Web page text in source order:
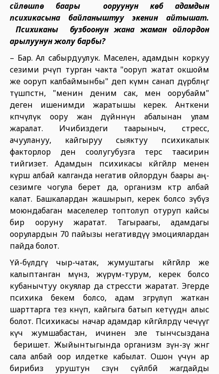
сүйлөшпө баары ооруунун көбү адамдын
психикасына байланыштуу экенин айтышат.
Психиканы бузбоонун жана жаман ойлордон
арылуунун жолу барбы?
– Бар. Ал сабырдуулук. Маселен, адамдын коркуу
сезими өөрчүп турган чакта "ооруп жатат окшойм
же ооруп калбаймынбы" деп күмөн санап дүрбөлөңгө
түшпөстөн, "менин деним сак, мен оорубайм"
деген ишенимди жаратышы керек. Анткени
көпчүлүк оору жан дүйнөнүн абалынан улам
жаралат. Ичибиздеги таарыныч, стресс,
ачуулануу, кайгыруу сыяктуу психикалык
факторлор ден соолугубузга терс таасирин
тийгизет. Адамдын психикасы көйгөйлөр менен
күрөшө албай калганда негатив ойлордун баары аң-
сезимге чогула берет да, организм көтөрө албай
калат. Башкалардан жашырып, керек болсо өзүбүз
моюндабаган маселелер топтолуп отуруп кайсы
бир ооруну жаратат. Тагыраагы, адамдагы
оорулардын 70 пайызы негативдүү эмоциялардан
пайда болот.
Үй-бүлөдөгү чыр-чатак, жумуштагы көйгөйлөр же
калыптанган мүнөз, жүрүм-турум, керек болсо
кубанычтуу окуялар да стрессти жаратат. Эгерде
психика бекем болсо, адам өзгөрүлүп жаткан
шарттарга тез көнүп, кайгыга батып кетүүдөн алыс
болот. Психикасы начар адамдар көйгөйлөрдү чечүүгө
күч жумшабастан, ичинен эле тынчсыздана
беришет. Жыйынтыгында организм өзүн-өзү жөнгө
сала албай оор илдетке кабылат. Ошон үчүн ар
бирибиз уруштун сөзүн сүйлөбөй жагдайды